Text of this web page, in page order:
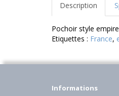
Description
Pochoir style
Etiquettes : France,
Informations